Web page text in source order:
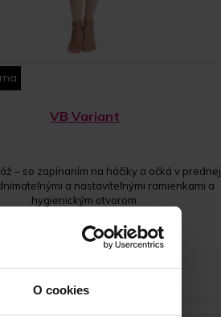
O cookies
VB Variant
– so zapínaním na háčiky a očká v prednej
a nastaviteľnými ramienkami a
hygienickým otvorom
Skladom